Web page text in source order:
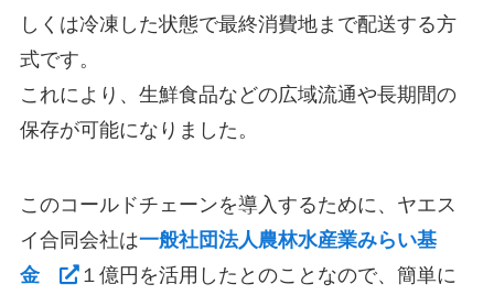
しくは冷凍した状態で最終消費地まで配送する方
式です。
これにより、生鮮食品などの広域流通や長期間の
保存が可能になりました。
このコールドチェーンを導入するために、ヤエス
イ合同会社は一般社団法人農林水産業みらい基
金
１億円を活用したとのことなので、簡単に